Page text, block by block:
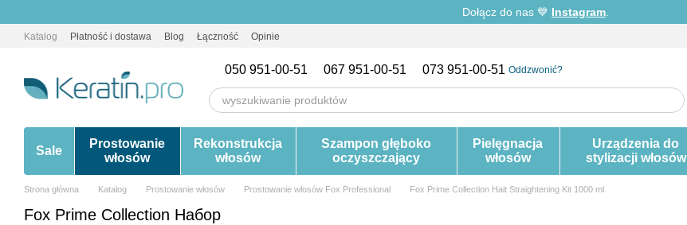
Dołącz do nas 💙 Instagram
Katalog Płatność i dostawa Blog Łączność Opinie
050 951-00-51 067 951-00-51 073 951-00-51 Oddzwonić?
Sale
Prostowanie
włosów
Rekonstrukcja
włosów
Szampon głęboko
oczyszczający
Pielęgnacja
włosów
Urządzenia do
stylizacji włosów
Strona główna Katalog Prostowanie włosów Prostowanie włosów Fox Professional Fox Prime Collection Hait Straightening Kit 1000 ml
Fox Prime Collection Набор